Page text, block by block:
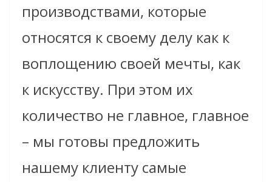
производствами, которые
относятся к своему делу как к
воплощению своей мечты, как
к искусству. При этом их
количество не главное, главное
– мы готовы предложить
нашему клиенту самые